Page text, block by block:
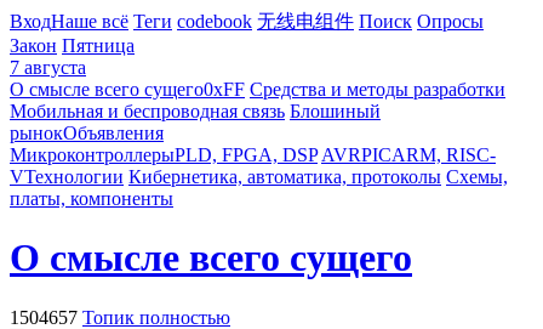
ВходНаше всё Теги codebook 无线电组件 Поиск Опросы
Закон Пятница
7 августа
О смысле всего сущего0xFF Средства и методы разработки
Мобильная и беспроводная связь Блошиный
рынокОбъявления
МикроконтроллерыPLD, FPGA, DSP AVRPICARM, RISC-
VТехнологии Кибернетика, автоматика, протоколы Схемы,
платы, компоненты
О смысле всего сущего
1504657 Топик полностью